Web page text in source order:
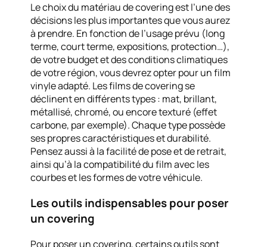
Le choix du matériau de covering est l’une des
décisions les plus importantes que vous aurez
à prendre. En fonction de l’usage prévu (long
terme, court terme, expositions, protection…),
de votre budget et des conditions climatiques
de votre région, vous devrez opter pour un film
vinyle adapté. Les films de covering se
déclinent en différents types : mat, brillant,
métallisé, chromé, ou encore texturé (effet
carbone, par exemple). Chaque type possède
ses propres caractéristiques et durabilité.
Pensez aussi à la facilité de pose et de retrait,
ainsi qu’à la compatibilité du film avec les
courbes et les formes de votre véhicule.
Les outils indispensables pour poser
un covering
Pour poser un covering, certains outils sont